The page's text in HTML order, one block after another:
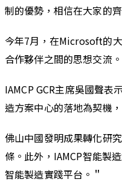
制的優勢，相信在大家的
今年7月，在Microsoft的
合作夥伴之間的思想交流
IAMCP GCR主席吳國聲
造方案中心的落地為契機
佛山中國發明成果轉化研
條。此外，IAMCP智能製
智能製造實踐平台。＂